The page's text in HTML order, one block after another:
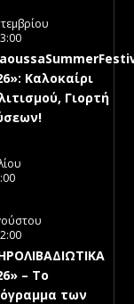
Καλοκαίρι
Γιορτή
– To
των